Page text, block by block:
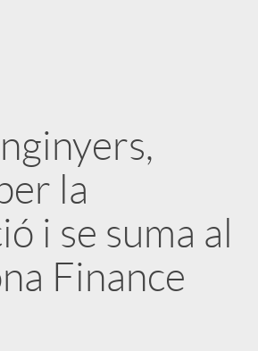
la
i se suma al
Finance